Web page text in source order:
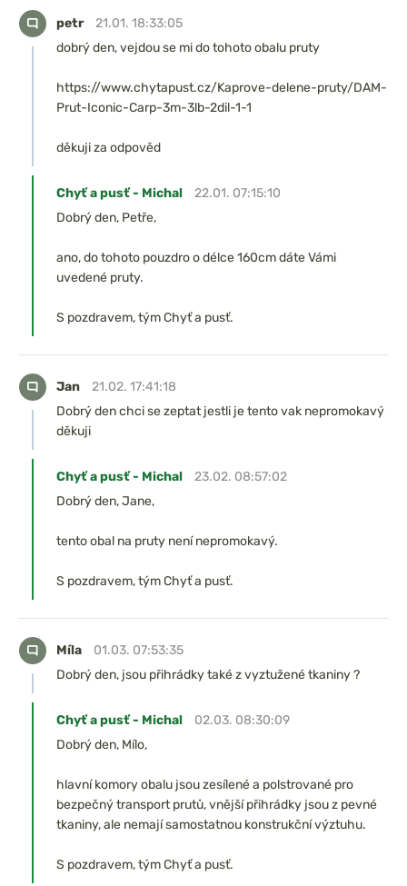
petr
21.01. 18:33:05
dobrý den, vejdou se mi do tohoto obalu pruty
https://www.chytapust.cz/Kaprove-delene-pruty/DAM-
Prut-Iconic-Carp-3m-3lb-2dil-1-1
děkuji za odpověd
Chyť a pusť - Michal
22.01. 07:15:10
Dobrý den, Petře,
ano, do tohoto pouzdro o délce 160cm dáte Vámi
uvedené pruty.
S pozdravem, tým Chyť a pusť.
Jan
21.02. 17:41:18
Dobrý den chci se zeptat jestli je tento vak nepromokavý
děkuji
Chyť a pusť - Michal
23.02. 08:57:02
Dobrý den, Jane,
tento obal na pruty není nepromokavý.
S pozdravem, tým Chyť a pusť.
Míla
01.03. 07:53:35
Dobrý den, jsou přihrádky také z vyztužené tkaniny ?
Chyť a pusť - Michal
02.03. 08:30:09
Dobrý den, Mílo,
hlavní komory obalu jsou zesílené a polstrované pro
bezpečný transport prutů, vnější přihrádky jsou z pevné
tkaniny, ale nemají samostatnou konstrukční výztuhu.
S pozdravem, tým Chyť a pusť.